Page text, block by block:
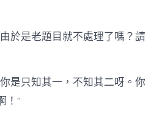
於是老題目就不處理了嗎？請
是只知其一，不知其二呀。你
！”